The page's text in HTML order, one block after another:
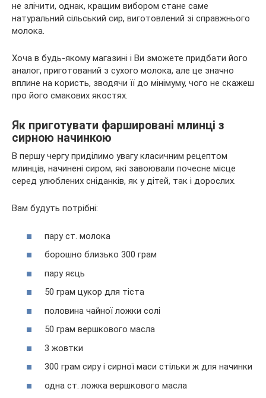
не злічити, однак, кращим вибором стане саме
натуральний сільський сир, виготовлений зі справжнього
молока.
Хоча в будь-якому магазині і Ви зможете придбати його
аналог, приготований з сухого молока, але це значно
вплине на користь, зводячи її до мінімуму, чого не скажеш
про його смакових якостях.
Як приготувати фаршировані млинці з
сирною начинкою
В першу чергу приділимо увагу класичним рецептом
млинців, начинені сиром, які завоювали почесне місце
серед улюблених сніданків, як у дітей, так і дорослих.
Вам будуть потрібні:
пару ст. молока
борошно близько 300 грам
пару яєць
50 грам цукор для тіста
половина чайної ложки солі
50 грам вершкового масла
3 жовтки
300 грам сиру і сирної маси стільки ж для начинки
одна ст. ложка вершкового масла